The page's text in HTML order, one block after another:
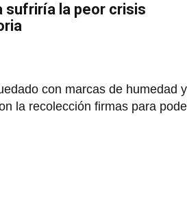
sufriría la peor crisis
con marcas de humedad
la recolección firmas para